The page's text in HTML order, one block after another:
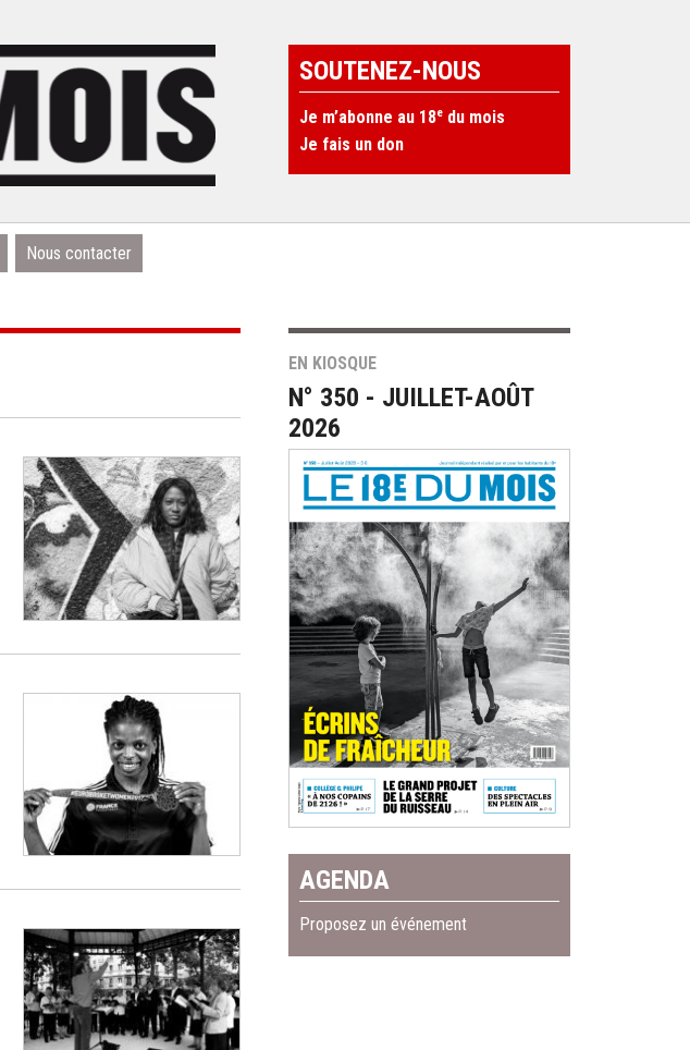
SOUTENEZ-NOUS
Je m’abonne au 18e du mois
Je fais un don
Nous contacter
EN KIOSQUE
N° 350 - JUILLET-AOÛT
2026
AGENDA
Proposez un événement